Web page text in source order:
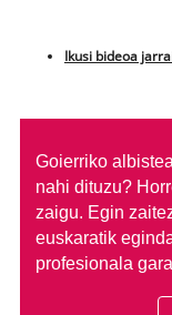
Ikusi bideoa
Goierriko
nahi dituzu?
zaigu. Egin
euskaratik
profesionala